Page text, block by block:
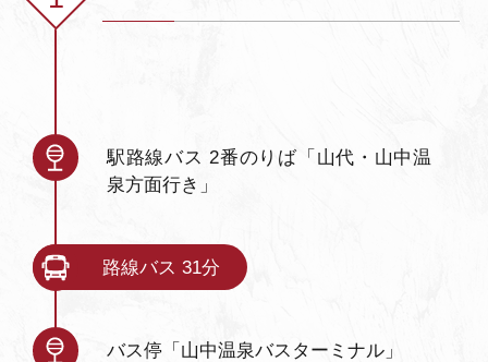
駅路線バス 2番のりば「山代・山中温
泉方面行き」
路線バス 31分
バス停「山中温泉バスターミナル」